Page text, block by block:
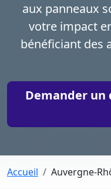
aux panneaux
votre impact
bénéficiant des
Demander un
Accueil Auvergne-